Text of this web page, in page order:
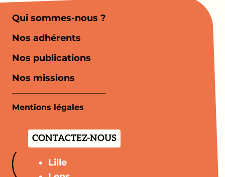
Qui sommes-nous ?
Nos adhérents
Nos publications
Nos missions
Mentions légales
CONTACTEZ-NOUS
Lille